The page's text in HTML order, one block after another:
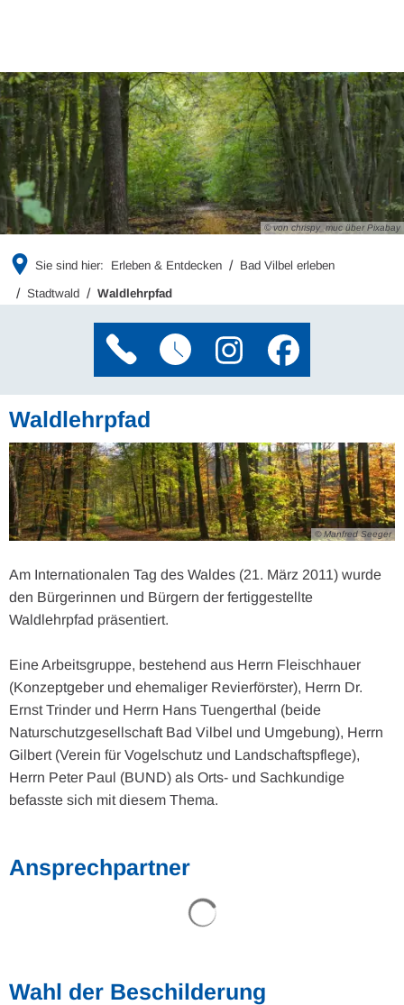
© von chrispy_muc über Pixabay
Sie sind hier: Erleben & Entdecken Bad Vilbel erleben
Stadtwald Waldlehrpfad
Waldlehrpfad
© Manfred Seeger
Am Internationalen Tag des Waldes (21. März 2011) wurde
den Bürgerinnen und Bürgern der fertiggestellte
Waldlehrpfad präsentiert.
Eine Arbeitsgruppe, bestehend aus Herrn Fleischhauer
(Konzeptgeber und ehemaliger Revierförster), Herrn Dr.
Ernst Trinder und Herrn Hans Tuengerthal (beide
Naturschutzgesellschaft Bad Vilbel und Umgebung), Herrn
Gilbert (Verein für Vogelschutz und Landschaftspflege),
Herrn Peter Paul (BUND) als Orts- und Sachkundige
befasste sich mit diesem Thema.
Ansprechpartner
Wahl der Beschilderung